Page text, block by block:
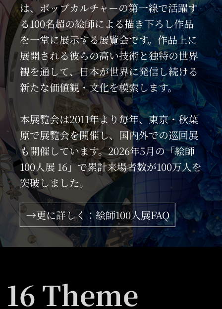
は、ポップカルチャーの第一線で活躍す
る100名超の絵師による描き下ろし作品
を一堂に展示する展覧会です。作品上に
展開される彼らの高い技術と独特の世界
観を通して、日本が世界に発信し続ける
新たな価値観・文化を模索します。
本展覧会は2011年より毎年、東京・秋葉
原で展覧会を開催し、国内外での巡回展
も開催しています。2026年5月の「絵師
100人展 16」で累計来場者数が100万人を
突破しました。
→更に詳しく：絵師100人展FAQ
16 Theme